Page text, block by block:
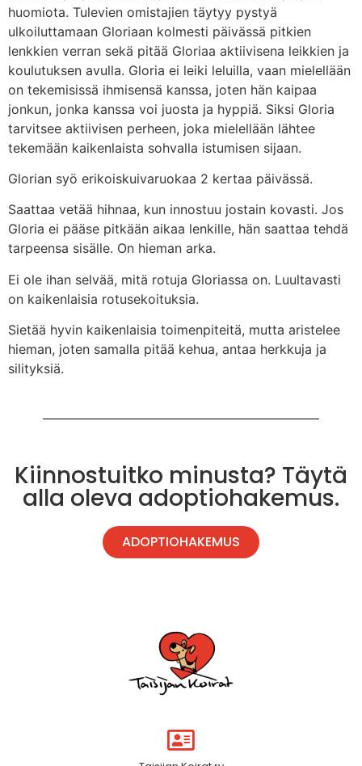
huomiota. Tulevien omistajien täytyy pystyä
ulkoiluttamaan Gloriaan kolmesti päivässä pitkien
lenkkien verran sekä pitää Gloriaa aktiivisena leikkien ja
koulutuksen avulla. Gloria ei leiki leluilla, vaan mielellään
on tekemisissä ihmisensä kanssa, joten hän kaipaa
jonkun, jonka kanssa voi juosta ja hyppiä. Siksi Gloria
tarvitsee aktiivisen perheen, joka mielellään lähtee
tekemään kaikenlaista sohvalla istumisen sijaan.
Glorian syö erikoiskuivaruokaa 2 kertaa päivässä.
Saattaa vetää hihnaa, kun innostuu jostain kovasti. Jos
Gloria ei pääse pitkään aikaa lenkille, hän saattaa tehdä
tarpeensa sisälle. On hieman arka.
Ei ole ihan selvää, mitä rotuja Gloriassa on. Luultavasti
on kaikenlaisia rotusekoituksia.
Sietää hyvin kaikenlaisia toimenpiteitä, mutta aristelee
hieman, joten samalla pitää kehua, antaa herkkuja ja
silityksiä.
Kiinnostuitko minusta? Täytä
alla oleva adoptiohakemus.
ADOPTIOHAKEMUS